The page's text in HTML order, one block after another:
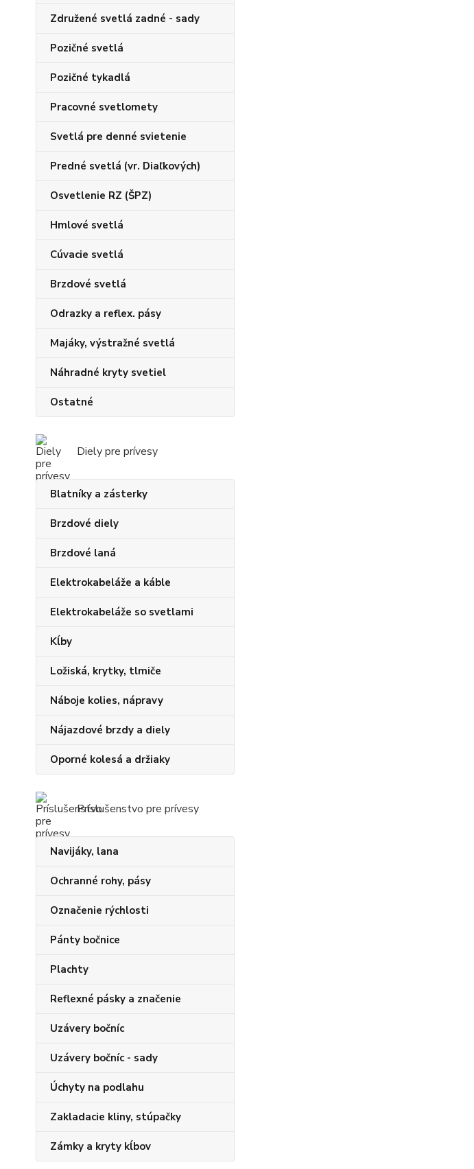
Združené svetlá zadné - sady
Pozičné svetlá
Pozičné tykadlá
Pracovné svetlomety
Svetlá pre denné svietenie
Predné svetlá (vr. Diaľkových)
Osvetlenie RZ (ŠPZ)
Hmlové svetlá
Cúvacie svetlá
Brzdové svetlá
Odrazky a reflex. pásy
Majáky, výstražné svetlá
Náhradné kryty svetiel
Ostatné
Diely pre prívesy
Blatníky a zásterky
Brzdové diely
Brzdové laná
Elektrokabeláže a káble
Elektrokabeláže so svetlami
Kĺby
Ložiská, krytky, tlmiče
Náboje kolies, nápravy
Nájazdové brzdy a diely
Oporné kolesá a držiaky
Príslušenstvo pre prívesy
Navijáky, lana
Ochranné rohy, pásy
Označenie rýchlosti
Pánty bočnice
Plachty
Reflexné pásky a značenie
Uzávery bočníc
Uzávery bočníc - sady
Úchyty na podlahu
Zakladacie kliny, stúpačky
Zámky a kryty kĺbov